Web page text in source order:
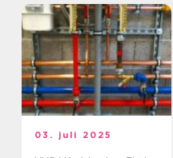
03. juli 2025